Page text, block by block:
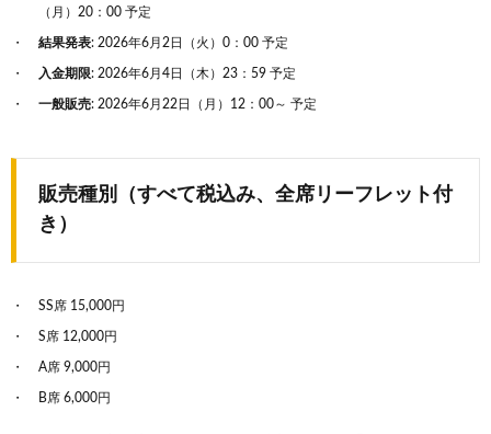
（月）20：00 予定
結果発表: 2026年6月2日（火）0：00 予定
入金期限: 2026年6月4日（木）23：59 予定
一般販売: 2026年6月22日（月）12：00～ 予定
販売種別（すべて税込み、全席リーフレット付
き）
SS席 15,000円
S席 12,000円
A席 9,000円
B席 6,000円